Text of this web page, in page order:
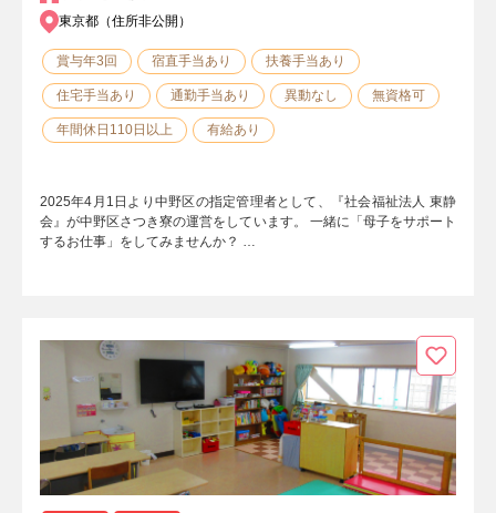
東京都（住所非公開）
賞与年3回 宿直手当あり 扶養手当あり
住宅手当あり 通勤手当あり 異動なし 無資格可
年間休日110日以上 有給あり
2025年4月1日より中野区の指定管理者として、『社会福祉法人 東静
会』が中野区さつき寮の運営をしています。 一緒に「母子をサポート
するお仕事」をしてみませんか？ …